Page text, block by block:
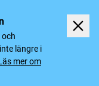
längre i
mer om